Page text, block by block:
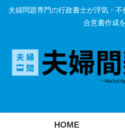
夫婦問題専門の行政書士が浮気・
合意書作成
HOME